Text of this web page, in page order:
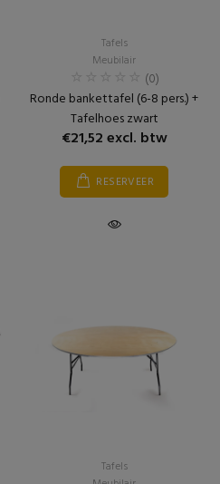
Tafels
Meubilair
(0)
Ronde bankettafel (6-8 pers.) +
Tafelhoes zwart
€21,52 excl. btw
RESERVEER
Tafels